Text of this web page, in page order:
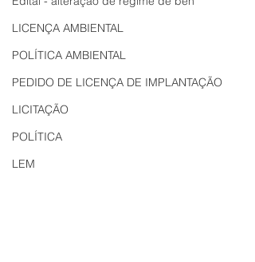
LICENÇA AMBIENTAL
POLÍTICA AMBIENTAL
PEDIDO DE LICENÇA DE IMPLANTAÇÃO
LICITAÇÃO
POLÍTICA
LEM